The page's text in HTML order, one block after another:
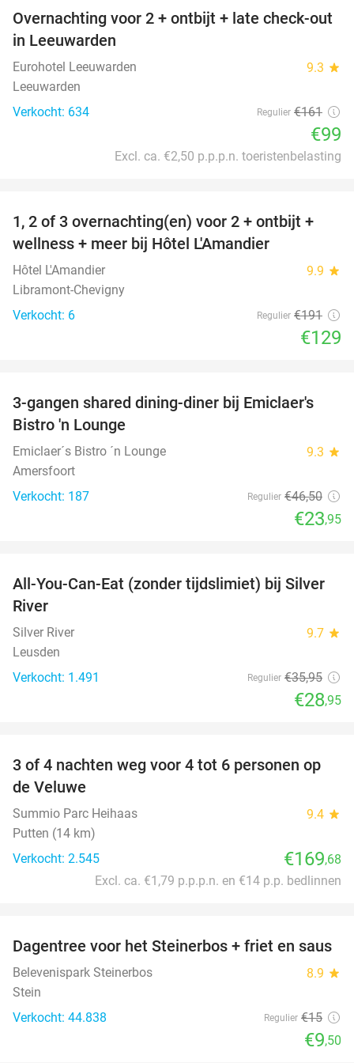
39%
Overnachting voor 2 + ontbijt + late check-out
in Leeuwarden
Eurohotel Leeuwarden 9.3 star
Leeuwarden
Verkocht: 634
Regulier €161
€99
Excl. ca. €2,50 p.p.p.n. toeristenbelasting
32%
TODAY
1, 2 of 3 overnachting(en) voor 2 + ontbijt +
wellness + meer bij Hôtel L'Amandier
Hôtel L'Amandier 9.9 star
Libramont-Chevigny
Verkocht: 6
Regulier €191
€129
48%
3-gangen shared dining-diner bij Emiclaer's
Bistro 'n Lounge
Emiclaer´s Bistro ´n Lounge 9.3 star
Amersfoort
Verkocht: 187
Regulier €46,50
€23,95
19%
All-You-Can-Eat (zonder tijdslimiet) bij Silver
River
Silver River 9.7 star
Leusden
Verkocht: 1.491
Regulier €35,95
€28,95
3 of 4 nachten weg voor 4 tot 6 personen op
de Veluwe
Summio Parc Heihaas 9.4 star
Putten (14 km)
Verkocht: 2.545
€169,68
Excl. ca. €1,79 p.p.p.n. en €14 p.p. bedlinnen
37%
Dagentree voor het Steinerbos + friet en saus
Belevenispark Steinerbos 8.9 star
Stein
Verkocht: 44.838
Regulier €15
€9,50